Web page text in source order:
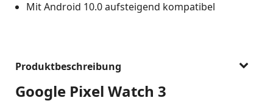
Mit Android 10.0 aufsteigend kompatibel
Produktbeschreibung
Google Pixel Watch 3